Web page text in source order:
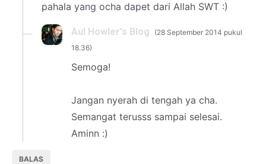
pahala yang ocha dapet dari Allah SWT :)
BALAS
Aul Howler's Blog
28 September 2014 pukul
18.36
Semoga!
Jangan nyerah di tengah ya cha.
Semangat terusss sampai selesai.
Aminn :)